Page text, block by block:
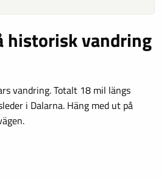
historisk vandring
vandring. Totalt 18 mil längs
i Dalarna. Häng med ut på